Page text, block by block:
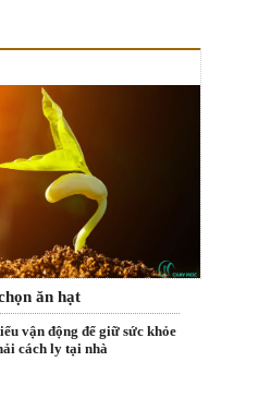
ăn hạt
vận động để giữ sức khỏe
cách ly tại nhà